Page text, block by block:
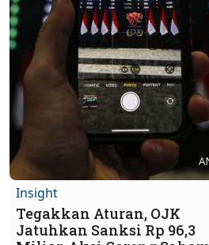
Insight
Tegakkan Aturan, OJK
Jatuhkan Sanksi Rp 96,3